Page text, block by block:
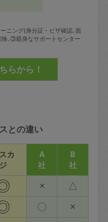
ニング(身分証・ビザ確認､面
､③親身なサポートセンター
との違い
カ
ジ
A
社
B
社
× △
〇 ×